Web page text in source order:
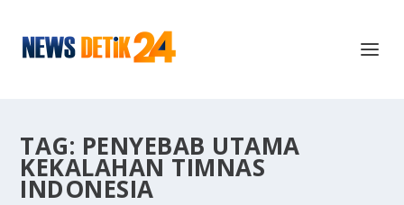
TAG: PENYEBAB UTAMA
KEKALAHAN TIMNAS
INDONESIA